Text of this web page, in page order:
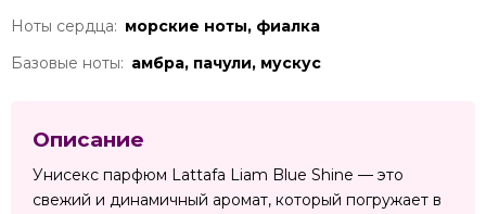
Ноты сердца: морские ноты, фиалка
Базовые ноты: амбра, пачули, мускус
Описание
Унисекс парфюм Lattafa Liam Blue Shine — это
свежий и динамичный аромат, который погружает в